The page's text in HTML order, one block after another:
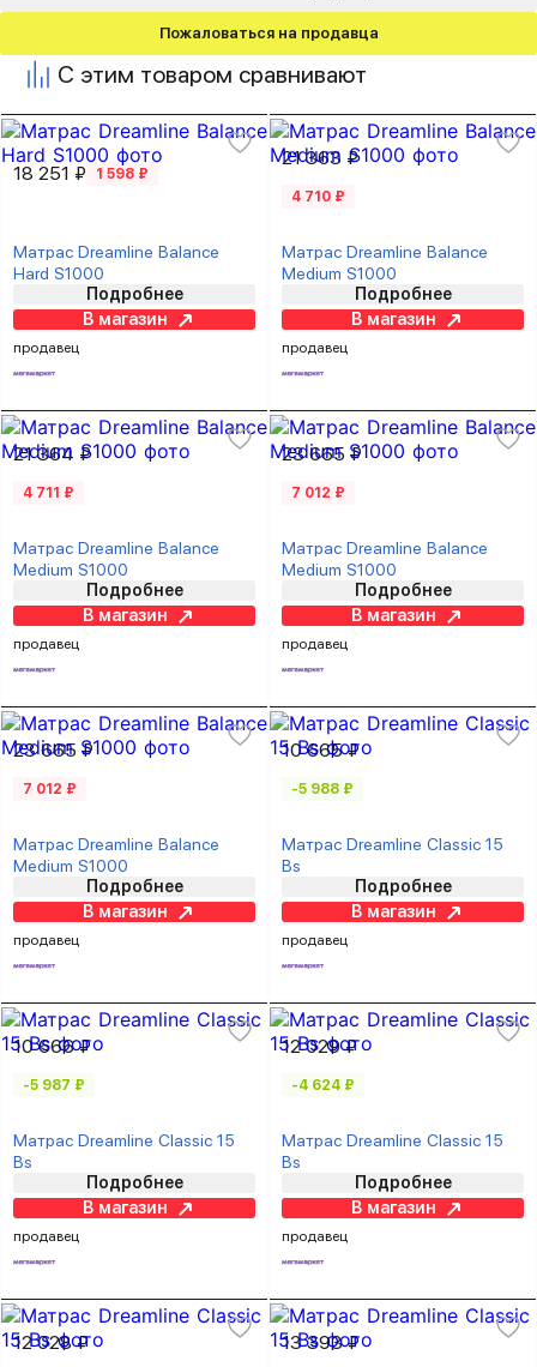
Пожаловаться на продавца
С этим товаром сравнивают
18 251 ₽ 1 598 ₽
Матрас Dreamline Balance
Hard S1000
Подробнее
В магазин
продавец
21 363 ₽
4 710 ₽
Матрас Dreamline Balance
Medium S1000
Подробнее
В магазин
продавец
21 364 ₽
4 711 ₽
Матрас Dreamline Balance
Medium S1000
Подробнее
В магазин
продавец
23 665 ₽
7 012 ₽
Матрас Dreamline Balance
Medium S1000
Подробнее
В магазин
продавец
23 665 ₽
7 012 ₽
Матрас Dreamline Balance
Medium S1000
Подробнее
В магазин
продавец
10 665 ₽
-5 988 ₽
Матрас Dreamline Classic 15
Bs
Подробнее
В магазин
продавец
10 666 ₽
-5 987 ₽
Матрас Dreamline Classic 15
Bs
Подробнее
В магазин
продавец
12 029 ₽
-4 624 ₽
Матрас Dreamline Classic 15
Bs
Подробнее
В магазин
продавец
12 028 ₽ 13 393 ₽